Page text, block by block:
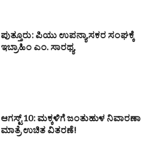
ಪುತ್ತೂರು: ಪಿಯು ಉಪನ್ಯಾಸಕರ ಸಂಘಕ್ಕೆ
ಇಬ್ರಾಹಿಂ ಎಂ. ಸಾರಥ್ಯ
ಆಗಸ್ಟ್ 10: ಮಕ್ಕಳಿಗೆ ಜಂತುಹುಳ ನಿವಾರಣಾ
ಮಾತ್ರೆ ಉಚಿತ ವಿತರಣೆ!